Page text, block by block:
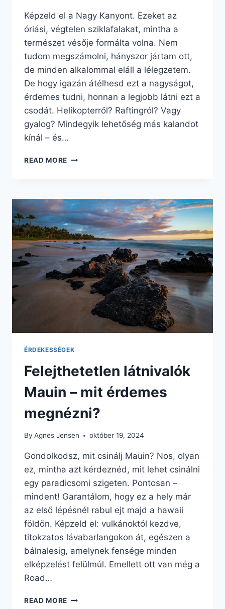
Képzeld el a Nagy Kanyont. Ezeket az
óriási, végtelen sziklafalakat, mintha a
természet vésője formálta volna. Nem
tudom megszámolni, hányszor jártam ott,
de minden alkalommal eláll a lélegzetem.
De hogy igazán átélhesd ezt a nagyságot,
érdemes tudni, honnan a legjobb látni ezt a
csodát. Helikopterről? Raftingról? Vagy
gyalog? Mindegyik lehetőség más kalandot
kínál – és…
READ MORE RÖVID
HELYEKRŐL
A
NAGY
KANYON
MEGCSODÁLÁSÁHOZ
ÉRDEKESSÉGEK
Felejthetetlen látnivalók
Mauin – mit érdemes
megnézni?
By Agnes Jensen október 19, 2024
Gondolkodsz, mit csinálj Mauin? Nos, olyan
ez, mintha azt kérdeznéd, mit lehet csinálni
egy paradicsomi szigeten. Pontosan –
mindent! Garantálom, hogy ez a hely már
az első lépésnél rabul ejt majd a hawaii
földön. Képzeld el: vulkánoktól kezdve,
titokzatos lávabarlangokon át, egészen a
bálnalesig, amelynek fensége minden
elképzelést felülmúl. Emellett ott van még a
Road…
READ MORE FELEJTHETETLEN